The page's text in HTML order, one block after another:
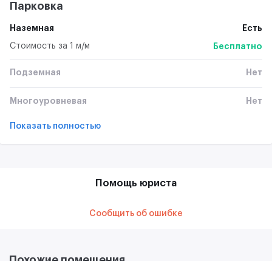
Парковка
Наземная Есть
Стоимость за 1 м/м Бесплатно
Подземная Нет
Многоуровневая Нет
Показать полностью
Помощь юриста
Сообщить об ошибке